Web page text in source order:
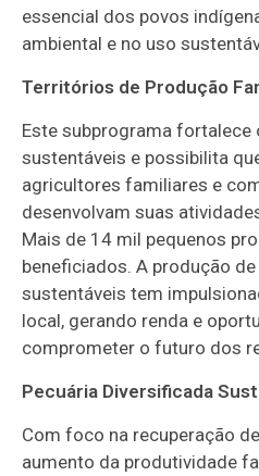
essencial dos povos
ambiental e no uso
Territórios de Produção
Este subprograma fortalece
sustentáveis e possibilita
agricultores familiares e
desenvolvam suas
Mais de 14 mil pequenos
beneficiados. A produção
sustentáveis tem
local, gerando renda e
comprometer o futuro dos
Pecuária Diversificada
Com foco na recuperação
aumento da produtividade